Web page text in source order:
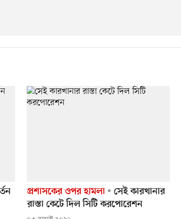
প্রশাসকের ওপর হামলা
সেই কারখানার
রাস্তা কেটে দিল সিটি করপোরেশন